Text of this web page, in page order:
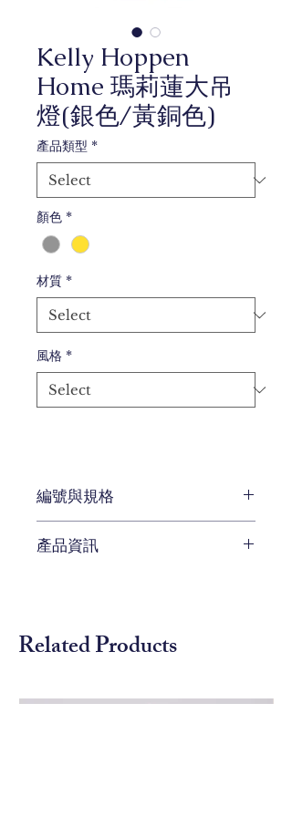
Kelly Hoppen
Home 瑪莉蓮大吊
燈(銀色/黃銅色)
產品類型 *
顏色 *
材質 *
風格 *
編號與規格
cm
編號 1407027
產品資訊
Related Products